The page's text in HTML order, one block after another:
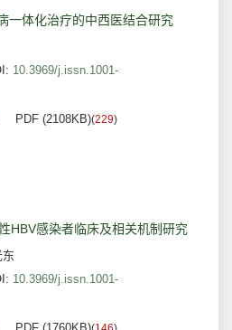
一体化治疗的中西医结合研究
10.3969/j.issn.1001-
PDF (2108KB)(229)
HBV感染者临床及相关机制研究
东
10.3969/j.issn.1001-